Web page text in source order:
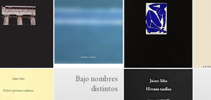
Bajo nombres
distintos